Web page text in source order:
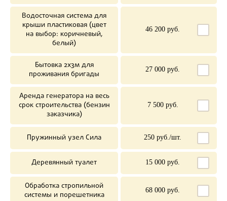
Водосточная система для
крыши пластиковая (цвет
на выбор: коричневый,
белый)
46 200 руб.
Бытовка 2х3м для
проживания бригады
27 000 руб.
Аренда генератора на весь
срок строительства (бензин
заказчика)
7 500 руб.
Пружинный узел Сила 250 руб./шт.
Деревянный туалет 15 000 руб.
Обработка стропильной
системы и порешетника
68 000 руб.